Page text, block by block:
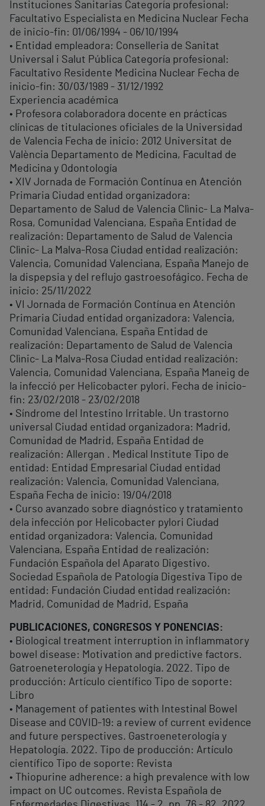
Instituciones Sanitarias Categoría profesional:
Facultativo Especialista en Medicina Nuclear Fecha
de inicio-fin: 01/06/1994 - 06/10/1994
• Entidad empleadora: Conselleria de Sanitat
Universal i Salut Pública Categoría profesional:
Facultativo Residente Medicina Nuclear Fecha de
inicio-fin: 30/03/1989 - 31/12/1992
Experiencia académica
• Profesora colaboradora docente en prácticas
clínicas de titulaciones oficiales de la Universidad
de Valencia Fecha de inicio: 2012 Universitat de
València Departamento de Medicina, Facultad de
Medicina y Odontología
• XIV Jornada de Formación Contínua en Atención
Primaria Ciudad entidad organizadora:
Departamento de Salud de Valencia Clìnic- La Malva-
Rosa, Comunidad Valenciana, España Entidad de
realización: Departamento de Salud de Valencia
Clìnic- La Malva-Rosa Ciudad entidad realización:
Valencia, Comunidad Valenciana, España Manejo de
la dispepsia y del reflujo gastroesofágico. Fecha de
inicio: 25/11/2022
• VI Jornada de Formación Contínua en Atención
Primaria Ciudad entidad organizadora: Valencia,
Comunidad Valenciana, España Entidad de
realización: Departamento de Salud de Valencia
Clìnic- La Malva-Rosa Ciudad entidad realización:
Valencia, Comunidad Valenciana, España Maneig de
la infecció per Helicobacter pylori. Fecha de inicio-
fin: 23/02/2018 - 23/02/2018
• Síndrome del Intestino Irritable. Un trastorno
universal Ciudad entidad organizadora: Madrid,
Comunidad de Madrid, España Entidad de
realización: Allergan . Medical Institute Tipo de
entidad: Entidad Empresarial Ciudad entidad
realización: Valencia, Comunidad Valenciana,
España Fecha de inicio: 19/04/2018
• Curso avanzado sobre diagnóstico y tratamiento
dela infección por Helicobacter pylori Ciudad
entidad organizadora: Valencia, Comunidad
Valenciana, España Entidad de realización:
Fundación Española del Aparato Digestivo.
Sociedad Española de Patología Digestiva Tipo de
entidad: Fundación Ciudad entidad realización:
Madrid, Comunidad de Madrid, España
PUBLICACIONES, CONGRESOS Y PONENCIAS:
• Biological treatment interruption in inflammatory
bowel disease: Motivation and predictive factors.
Gatroeneterología y Hepatología. 2022. Tipo de
producción: Artículo científico Tipo de soporte:
Libro
• Management of patientes with Intestinal Bowel
Disease and COVID-19: a review of current evidence
and future perspectives. Gastroeneterología y
Hepatología. 2022. Tipo de producción: Artículo
científico Tipo de soporte: Revista
• Thiopurine adherence: a high prevalence with low
impact on UC outcomes. Revista Española de